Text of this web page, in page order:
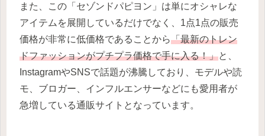
また、この「セゾンドパピヨン」は単にオシャレな
アイテムを展開しているだけでなく、1点1点の販売
価格が非常に低価格であることから「最新のトレン
ドファッションがプチプラ価格で手に入る！」と、
InstagramやSNSで話題が沸騰しており、モデルや読
モ、ブロガー、インフルエンサーなどにも愛用者が
急増している通販サイトとなっています。